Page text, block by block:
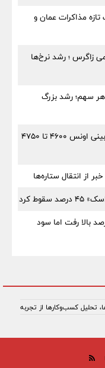
مذاکرات عمان و
زاگرس ؛ رشد نرخ‌ها
فقط ۱۰ ریال برای هر سهم؛ رشد بزرگ
قیمت طلا دوباره منفجر می‌شود؟ | پیش‌بینی اونس ۴۶۰۰ تا ۴۷۵۰
از انتقال ستاره‌ها
کرد
درآمد لیزینگ ایران ۳۳ درصد بالا رفت اما سود
تحلیل کسب‌وکارها از تجربه